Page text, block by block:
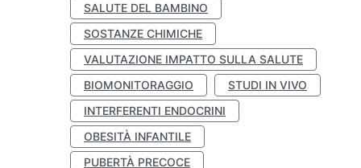
SALUTE DEL BAMBINO
SOSTANZE CHIMICHE
VALUTAZIONE IMPATTO SULLA SALUTE
BIOMONITORAGGIO
STUDI IN VIVO
INTERFERENTI ENDOCRINI
OBESITÀ INFANTILE
PUBERTÀ PRECOCE